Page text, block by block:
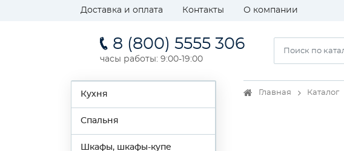
Доставка и оплата Контакты О компании
8 (800) 5555 306
часы работы: 9:00-19:00
Кухня
Спальня
Шкафы, шкафы-купе
Главная Каталог